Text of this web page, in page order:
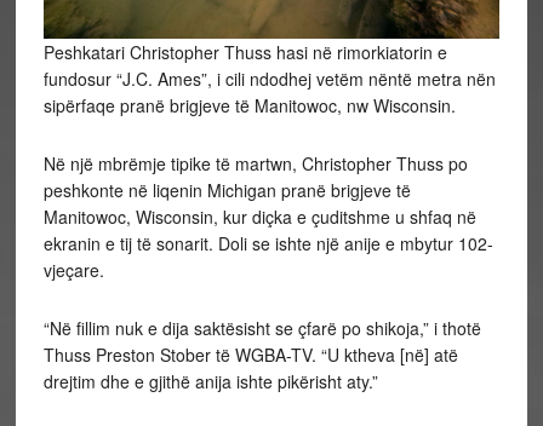
Peshkatari Christopher Thuss hasi në rimorkiatorin e
fundosur “J.C. Ames”, i cili ndodhej vetëm nëntë metra nën
sipërfaqe pranë brigjeve të Manitowoc, nw Wisconsin.
Në një mbrëmje tipike të martwn, Christopher Thuss po
peshkonte në liqenin Michigan pranë brigjeve të
Manitowoc, Wisconsin, kur diçka e çuditshme u shfaq në
ekranin e tij të sonarit. Doli se ishte një anije e mbytur 102-
vjeçare.
“Në fillim nuk e dija saktësisht se çfarë po shikoja,” i thotë
Thuss Preston Stober të WGBA-TV. “U ktheva [në] atë
drejtim dhe e gjithë anija ishte pikërisht aty.”